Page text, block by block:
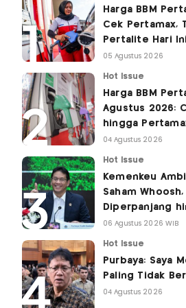
Harga BBM
Cek Pertamax,
Pertalite Hari
05 Agustus 2026
Hot Issue
Harga BBM
Agustus 2026:
hingga
04 Agustus 2026
Hot Issue
Kemenkeu
Saham
Diperpanjang
06 Agustus 2026 WIB
Hot Issue
Purbaya: Saya
Paling Tidak
04 Agustus 2026